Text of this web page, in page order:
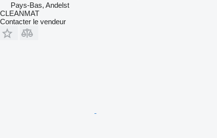
Pays-Bas, Andelst
CLEANMAT
Contacter le vendeur